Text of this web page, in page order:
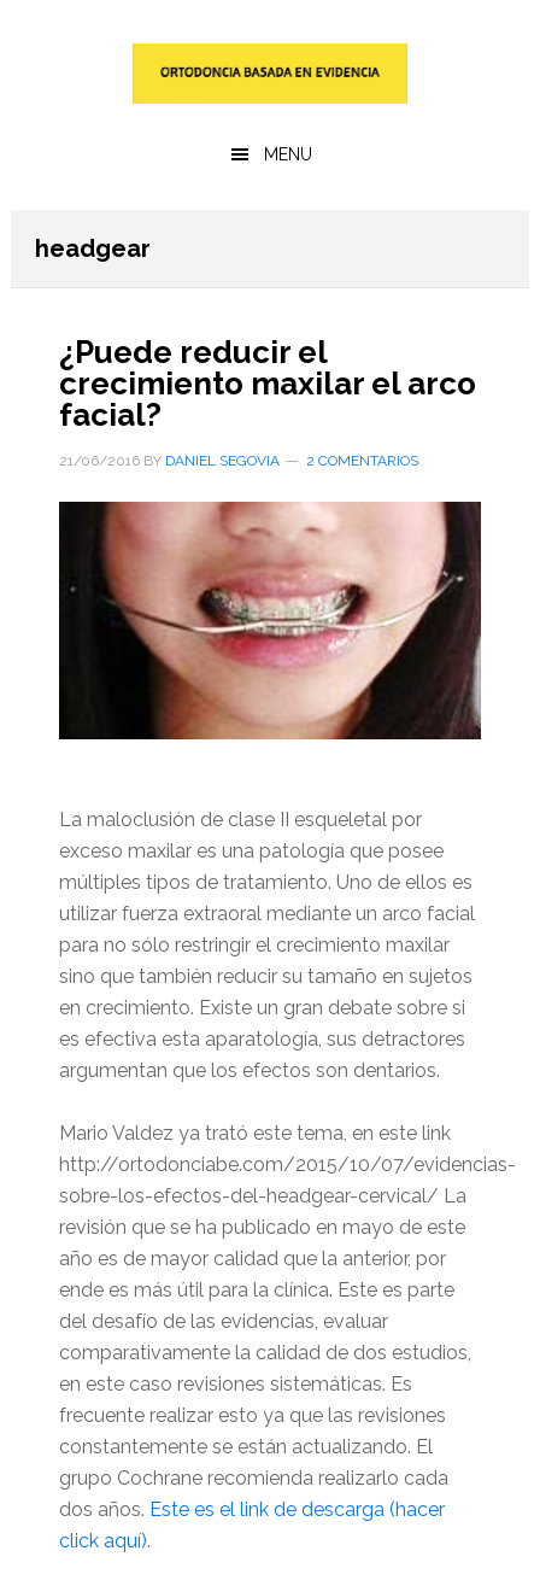
MENU
headgear
¿Puede reducir el
crecimiento maxilar el arco
facial?
21/06/2016BY DANIEL SEGOVIA 2 COMENTARIOS
La maloclusión de clase II esqueletal por
exceso maxilar es una patología que posee
múltiples tipos de tratamiento. Uno de ellos es
utilizar fuerza extraoral mediante un arco facial
para no sólo restringir el crecimiento maxilar
sino que también reducir su tamaño en sujetos
en crecimiento. Existe un gran debate sobre si
es efectiva esta aparatología, sus detractores
argumentan que los efectos son dentarios.
Mario Valdez ya trató este tema, en este link
http://ortodonciabe.com/2015/10/07/evidencias-
sobre-los-efectos-del-headgear-cervical/ La
revisión que se ha publicado en mayo de este
año es de mayor calidad que la anterior, por
ende es más útil para la clínica. Este es parte
del desafío de las evidencias, evaluar
comparativamente la calidad de dos estudios,
en este caso revisiones sistemáticas. Es
frecuente realizar esto ya que las revisiones
constantemente se están actualizando. El
grupo Cochrane recomienda realizarlo cada
dos años. Este es el link de descarga (hacer
click aquí).